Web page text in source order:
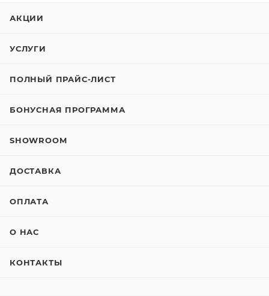
АКЦИИ
УСЛУГИ
ПОЛНЫЙ ПРАЙС-ЛИСТ
БОНУСНАЯ ПРОГРАММА
SHOWROOM
ДОСТАВКА
ОПЛАТА
О НАС
КОНТАКТЫ